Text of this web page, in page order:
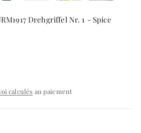
Drehgriffel Nr. 1 - Spice
calculés au paiement